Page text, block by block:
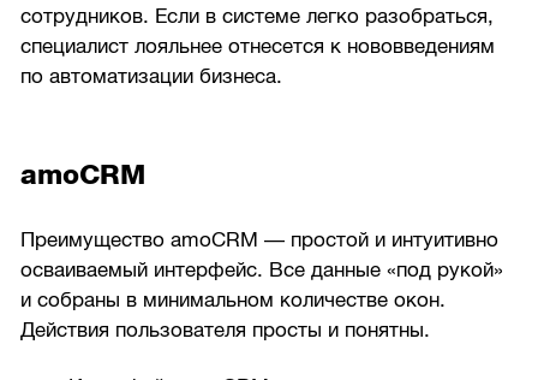
сотрудников. Если в системе легко разобраться,
специалист лояльнее отнесется к нововведениям
по автоматизации бизнеса.
amoCRM
Преимущество amoCRM — простой и интуитивно
осваиваемый интерфейс. Все данные «под рукой»
и собраны в минимальном количестве окон.
Действия пользователя просты и понятны.